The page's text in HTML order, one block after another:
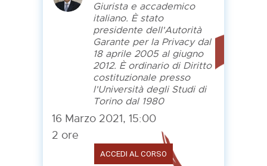
Giurista e accademico
italiano. È stato
presidente dell'Autorità
Garante per la Privacy dal
18 aprile 2005 al giugno
2012. È ordinario di Diritto
costituzionale presso
l'Università degli Studi di
Torino dal 1980
16 Marzo 2021, 15:00
2 ore
ACCEDI AL CORSO